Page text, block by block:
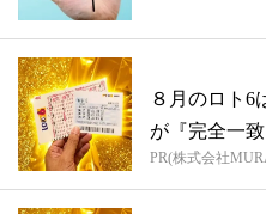
８月のロト6
が『完全一
PR(株式会社